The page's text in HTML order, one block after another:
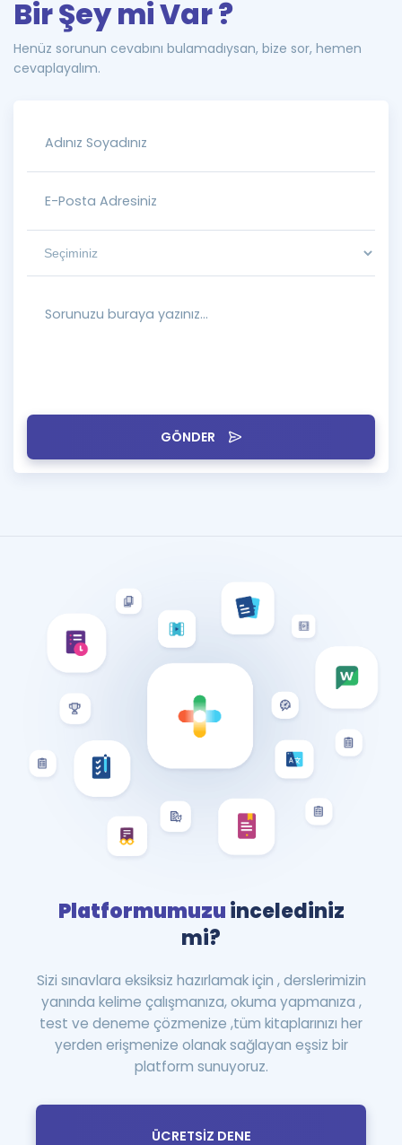
GÖNDER
Bir Şey mi Var ?
Henüz sorunun cevabını bulamadıysan, bize sor, hemen
cevaplayalım.
Platformumuzuincelediniz
mi?
Sizi sınavlara eksiksiz hazırlamak için , derslerimizin
yanında kelime çalışmanıza, okuma yapmanıza ,
test ve deneme çözmenize ,tüm kitaplarınızı her
yerden erişmenize olanak sağlayan eşsiz bir
platform sunuyoruz.
ÜCRETSİZ DENE